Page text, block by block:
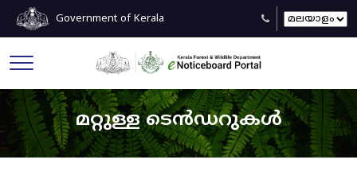
Government of Kerala
മറ്റുള്ള ടെൻഡറുകൾ